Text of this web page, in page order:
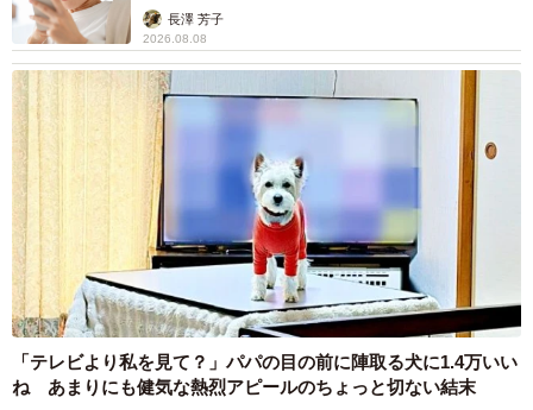
解説】長澤 芳子
2026.08.08
「テレビより私を見て？」パパの目の前に陣取る犬に1.4万いい
ね あまりにも健気な熱烈アピールのちょっと切ない結末